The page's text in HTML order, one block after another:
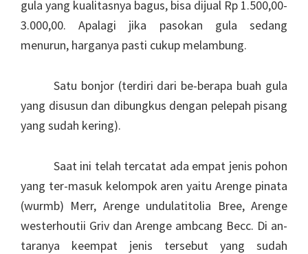
gula yang kualitasnya bagus, bisa dijual Rp 1.500,00-
3.000,00. Apalagi jika pasokan gula sedang
menurun, harganya pasti cukup melambung.
Satu bonjor (terdiri dari be-berapa buah gula
yang disusun dan dibungkus dengan pelepah pisang
yang sudah kering).
Saat ini telah tercatat ada empat jenis pohon
yang ter-masuk kelompok aren yaitu Arenge pinata
(wurmb) Merr, Arenge undulatitolia Bree, Arenge
westerhoutii Griv dan Arenge ambcang Becc. Di an-
taranya keempat jenis tersebut yang sudah